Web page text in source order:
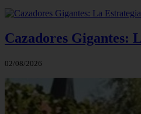
Cazadores Gigantes:
02/08/2026